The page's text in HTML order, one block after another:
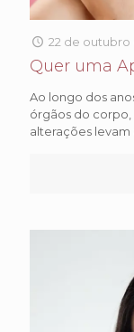
22 de outubro
Quer uma
Ao longo dos
órgãos do corpo,
alterações